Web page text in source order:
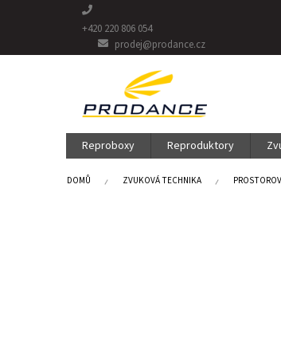
+420 220 806 054
prodej@prodance.cz
Reproboxy Reproduktory
DOMŮ ZVUKOVÁ TECHNIKA